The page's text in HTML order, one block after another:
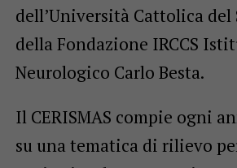
dell’Università Cattolica del
della Fondazione IRCCS
Neurologico Carlo Besta.
Il CERISMAS compie ogni
su una tematica di rilievo